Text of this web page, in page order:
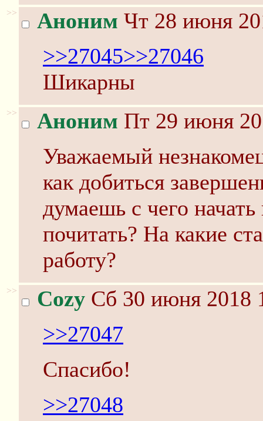
>> Аноним Чт 28 июня
>>27045>>27046
Шикарны
>> Аноним Пт 29 июня
Уважаемый
как добиться
думаешь с чего
почитать? На какие
работу?
>> Cozy Сб 30 июня 2018
>>27047
Спасибо!
>>27048